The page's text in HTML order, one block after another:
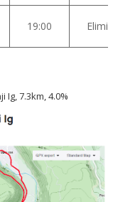
19:00 Eliminacija
7.3km, 4.0%